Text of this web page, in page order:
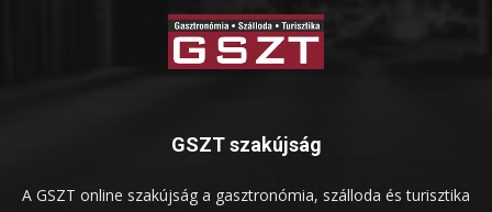
GSZT szakújság
A GSZT online szakújság a gasztronómia, szálloda és turisztika